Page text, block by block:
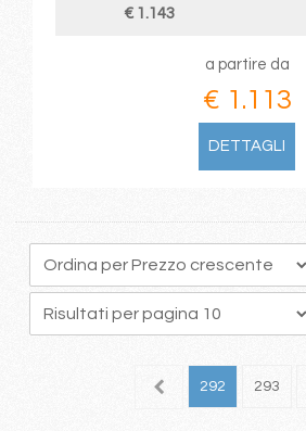
€ 1.143
a partire da
€ 1.113
DETTAGLI
291 292 293